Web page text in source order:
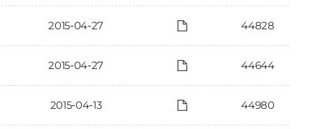
2015-04-27 44828
2015-04-27 44644
2015-04-13 44980